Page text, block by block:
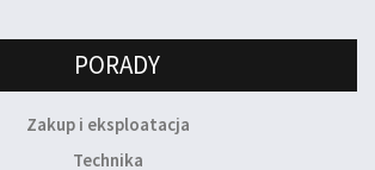
PORADY
Zakup i eksploatacja
Technika